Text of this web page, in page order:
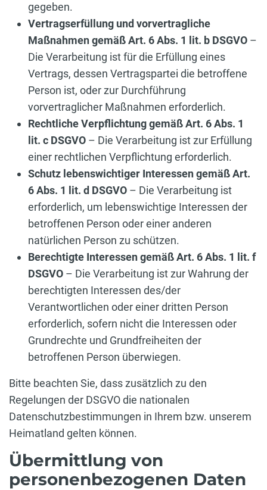
gegeben.
Vertragserfüllung und vorvertragliche
Maßnahmen gemäß Art. 6 Abs. 1 lit. b DSGVO –
Die Verarbeitung ist für die Erfüllung eines
Vertrags, dessen Vertragspartei die betroffene
Person ist, oder zur Durchführung
vorvertraglicher Maßnahmen erforderlich.
Rechtliche Verpflichtung gemäß Art. 6 Abs. 1
lit. c DSGVO – Die Verarbeitung ist zur Erfüllung
einer rechtlichen Verpflichtung erforderlich.
Schutz lebenswichtiger Interessen gemäß Art.
6 Abs. 1 lit. d DSGVO – Die Verarbeitung ist
erforderlich, um lebenswichtige Interessen der
betroffenen Person oder einer anderen
natürlichen Person zu schützen.
Berechtigte Interessen gemäß Art. 6 Abs. 1 lit. f
DSGVO – Die Verarbeitung ist zur Wahrung der
berechtigten Interessen des/der
Verantwortlichen oder einer dritten Person
erforderlich, sofern nicht die Interessen oder
Grundrechte und Grundfreiheiten der
betroffenen Person überwiegen.
Bitte beachten Sie, dass zusätzlich zu den
Regelungen der DSGVO die nationalen
Datenschutzbestimmungen in Ihrem bzw. unserem
Heimatland gelten können.
Übermittlung von
personenbezogenen Daten